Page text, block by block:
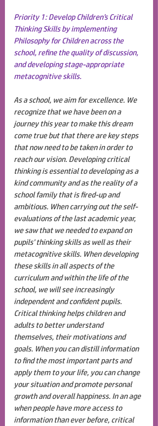
Priority 1: Develop Children’s Critical
Thinking Skills by implementing
Philosophy for Children across the
school, refine the quality of discussion,
and developing stage-appropriate
metacognitive skills.
As a school, we aim for excellence. We
recognize that we have been on a
journey this year to make this dream
come true but that there are key steps
that now need to be taken in order to
reach our vision. Developing critical
thinking is essential to developing as a
kind community and as the reality of a
school family that is fired-up and
ambitious. When carrying out the self-
evaluations of the last academic year,
we saw that we needed to expand on
pupils' thinking skills as well as their
metacognitive skills. When developing
these skills in all aspects of the
curriculum and within the life of the
school, we will see increasingly
independent and confident pupils.
Critical thinking helps children and
adults to better understand
themselves, their motivations and
goals. When you can distill information
to find the most important parts and
apply them to your life, you can change
your situation and promote personal
growth and overall happiness. In an age
when people have more access to
information than ever before, critical